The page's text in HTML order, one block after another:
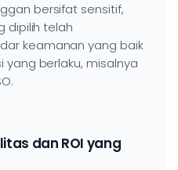
bersifat sensitif,
dipilih telah
keamanan yang baik
yang berlaku, misalnya
dan ROI yang